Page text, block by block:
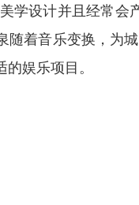
学设计并且经常会
着音乐变换，为
娱乐项目。